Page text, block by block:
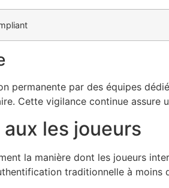
permanente par des équipes
Cette vigilance continue
les joueurs
la manière dont les joueurs
traditionnelle à moins